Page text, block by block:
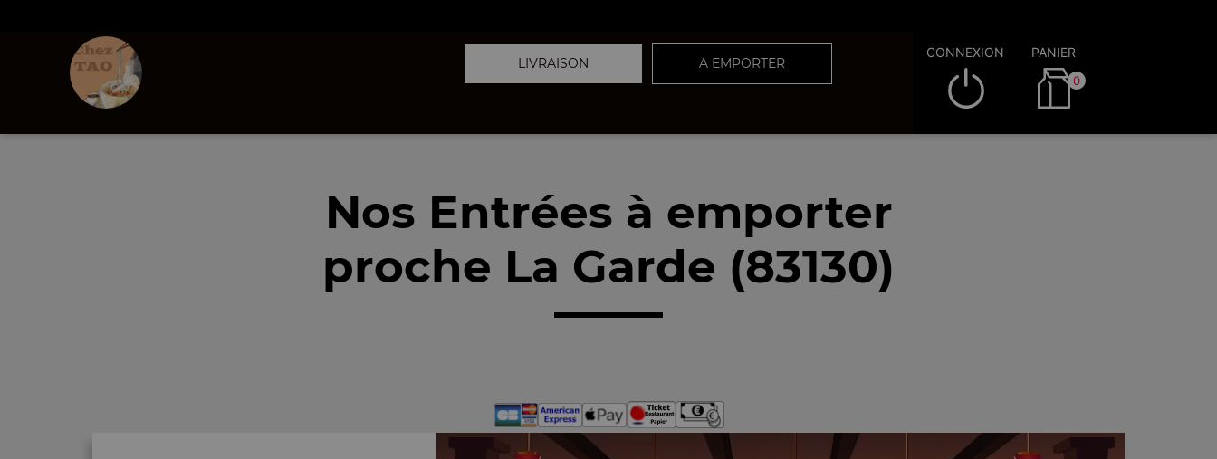
LIVRAISON A EMPORTER
CONNEXION PANIER
0
Nos Entrées à emporter
proche La Garde (83130)